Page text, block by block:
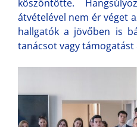
köszöntötte.
átvételével nem ér véget
hallgatók a jövőben is
tanácsot vagy